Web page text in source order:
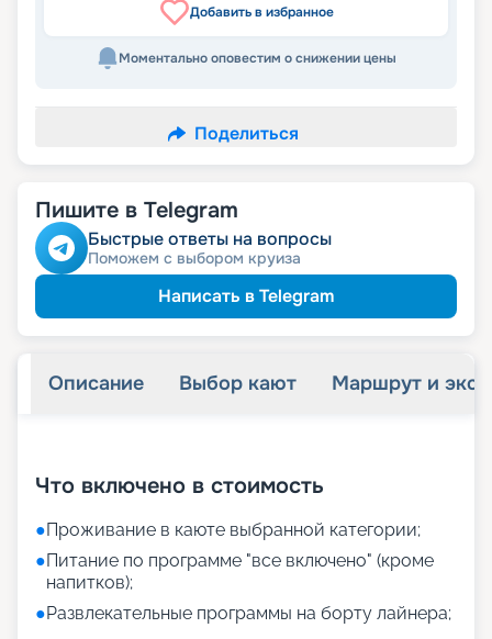
Добавить в избранное
Моментально оповестим о снижении цены
Поделиться
Пишите в Telegram
Быстрые ответы на вопросы
Поможем с выбором круиза
Написать в Telegram
Описание Выбор кают Маршрут и
Что включено в стоимость
●Проживание в каюте выбранной категории;
●Питание по программе "все включено" (кроме
напитков);
●Развлекательные программы на борту лайнера;